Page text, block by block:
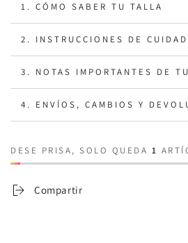
1. CÓMO SABER TU TALLA
2. INSTRUCCIONES DE
3. NOTAS IMPORTANTES DE
4. ENVÍOS, CAMBIOS Y
DESE PRISA, SOLO QUEDA 1
Compartir